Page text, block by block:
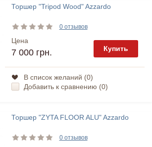
Торшер "Tripod Wood" Azzardo
0 отзывов
Цена
7 000 грн. Купить
В список желаний (0)
Добавить к сравнению (0)
Торшер "ZYTA FLOOR ALU" Azzardo
0 отзывов